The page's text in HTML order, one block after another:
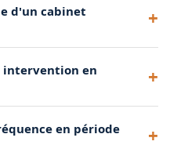
d'un cabinet
à votre cabinet médical à
intervention en
conforme à
en période